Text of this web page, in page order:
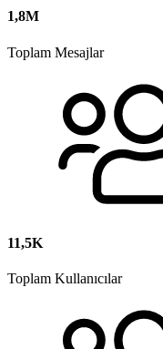
1,8M
Toplam Mesajlar
11,5K
Toplam Kullanıcılar